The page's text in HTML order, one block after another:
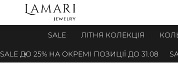
SALE ЛІТНЯ КОЛЕКЦІЯ
25% НА ОКРЕМІ ПОЗИЦІЇ ДО 31.08 SALE ДО